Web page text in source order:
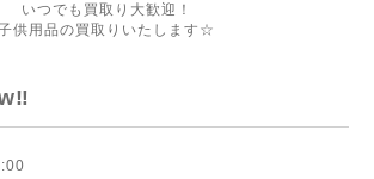
いつでも買取り大歓迎！
供用品の買取りいたします☆